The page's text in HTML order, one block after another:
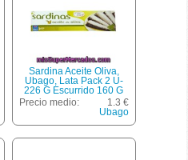
Sardina Aceite Oliva,
Ubago, Lata Pack 2 U-
226 G Escurrido 160 G
Precio medio:
1.3 €
Ubago